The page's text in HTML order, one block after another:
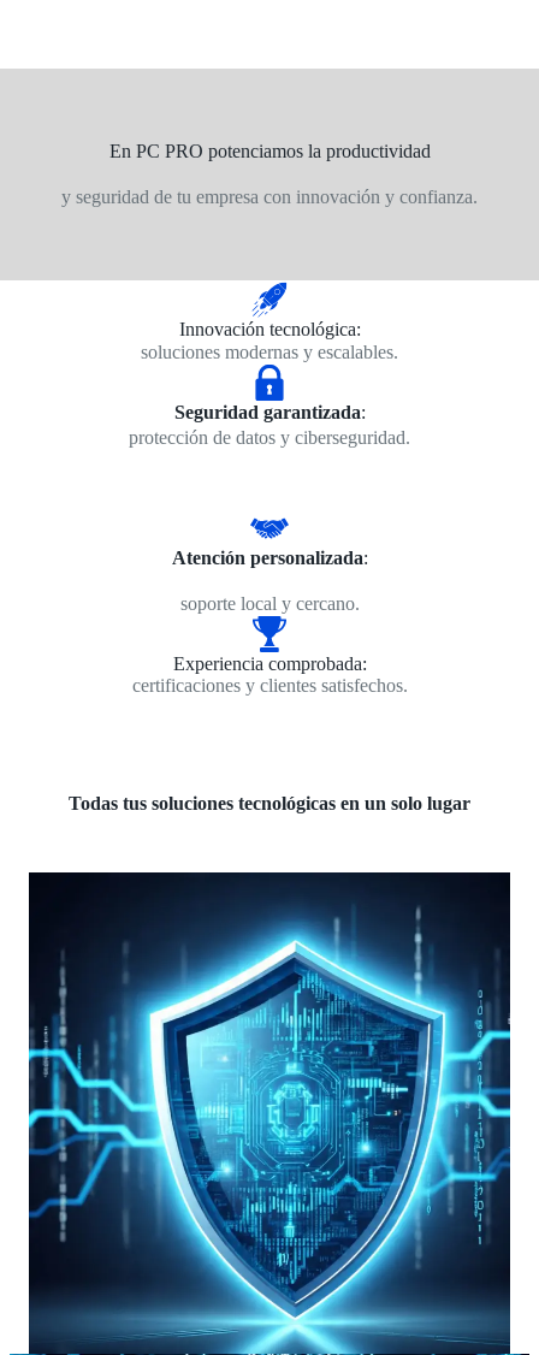
En PC PRO potenciamos la productividad
y seguridad de tu empresa con innovación y confianza.
Innovación tecnológica:
soluciones modernas y escalables.
Seguridad garantizada:
protección de datos y ciberseguridad.
Atención personalizada:
soporte local y cercano.
Experiencia comprobada:
certificaciones y clientes satisfechos.
Todas tus soluciones tecnológicas en un solo lugar